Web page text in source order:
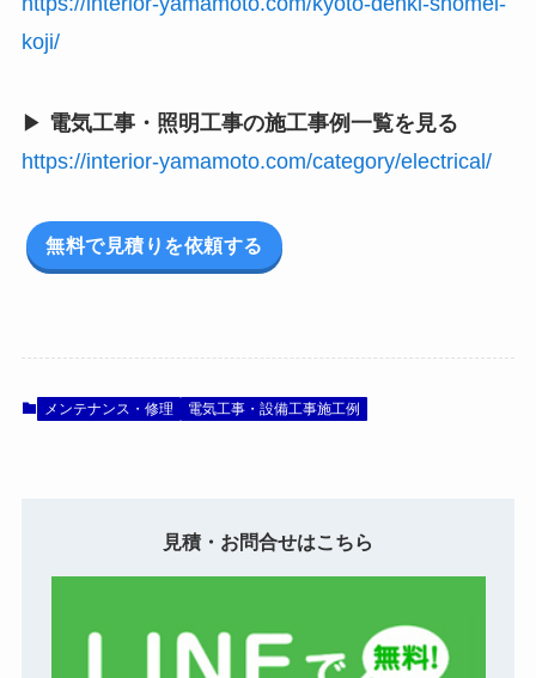
koji/
▶ 電気工事・照明工事の施工事例一覧を見る
https://interior-yamamoto.com/category/electrical/
無料で見積りを依頼する
メンテナンス・修理 電気工事・設備工事施工例
見積・お問合せはこちら